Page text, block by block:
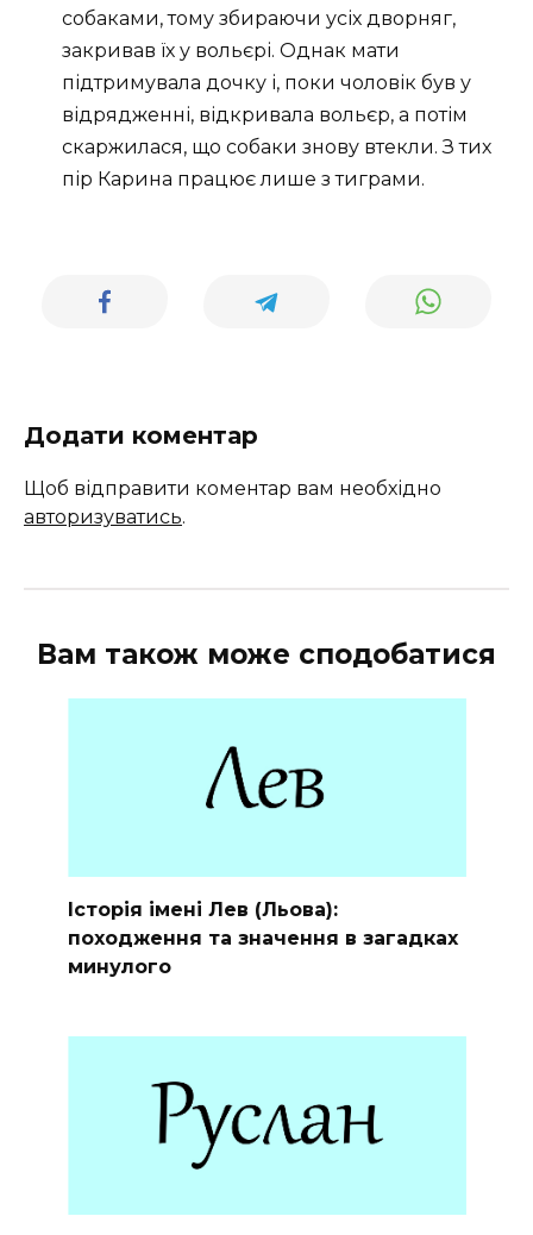
собаками, тому збираючи усіх дворняг,
закривав їх у вольєрі. Однак мати
підтримувала дочку і, поки чоловік був у
відрядженні, відкривала вольєр, а потім
скаржилася, що собаки знову втекли. З тих
пір Карина працює лише з тиграми.
Додати коментар
Щоб відправити коментар вам необхідно
авторизуватись.
Вам також може сподобатися
Історія імені Лев (Льова):
походження та значення в загадках
минулого